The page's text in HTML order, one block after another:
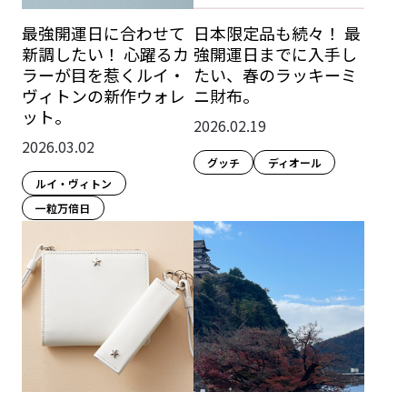
最強開運日に合わせて
新調したい！ 心躍るカ
ラーが目を惹くルイ・
ヴィトンの新作ウォレ
ット。
2026.03.02
ルイ・ヴィトン
一粒万倍日
日本限定品も続々！ 最
強開運日までに入手し
たい、春のラッキーミ
ニ財布。
2026.02.19
グッチ ディオール